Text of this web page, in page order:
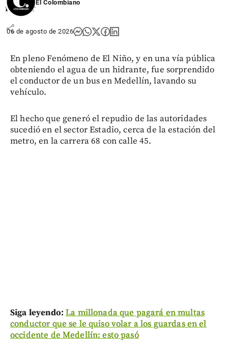
militar
share
El Colombiano
06 de agosto de 2026
En pleno Fenómeno de El Niño, y en una vía pública
obteniendo el agua de un hidrante, fue sorprendido
el conductor de un bus en Medellín, lavando su
vehículo.
El hecho que generó el repudio de las autoridades
sucedió en el sector Estadio, cerca de la estación del
metro, en la carrera 68 con calle 45.
Siga leyendo: La millonada que pagará en multas
conductor que se le quiso volar a los guardas en el
occidente de Medellín: esto pasó